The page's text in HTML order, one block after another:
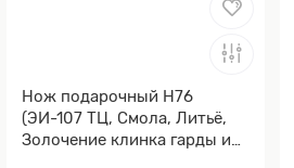
Нож подарочный Н76
(ЭИ-107 ТЦ, Смола, Литьё,
Золочение клинка гарды и